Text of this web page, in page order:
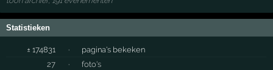
Statistieken
± 174831 ·
pagina's bekeken
27
·
foto's